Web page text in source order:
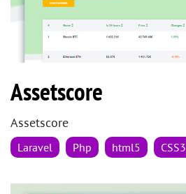
Assetscore
Assetscore
Laravel Php html5 CSS3